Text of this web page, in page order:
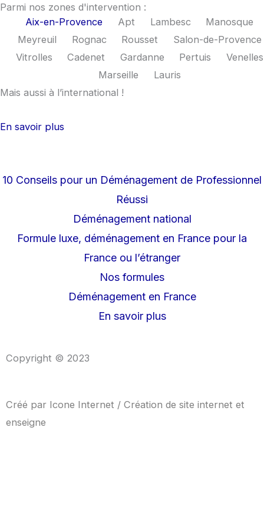
o
r
a
m
Parmi nos zones d'intervention :
Aix-en-Provence
Apt Lambesc
Manosque
Meyreuil
Rognac Rousset
Salon-de-Provence
Vitrolles
Cadenet Gardanne Pertuis
Venelles
Marseille
Lauris
Mais aussi à l’international !
En savoir plus
10 Conseils pour un Déménagement de Professionnel
Réussi
Déménagement national
Formule luxe, déménagement en France pour la
France ou l’étranger
Nos formules
Déménagement en France
En savoir plus
Copyright © 2023
Créé par Icone Internet / Création de site internet et
enseigne